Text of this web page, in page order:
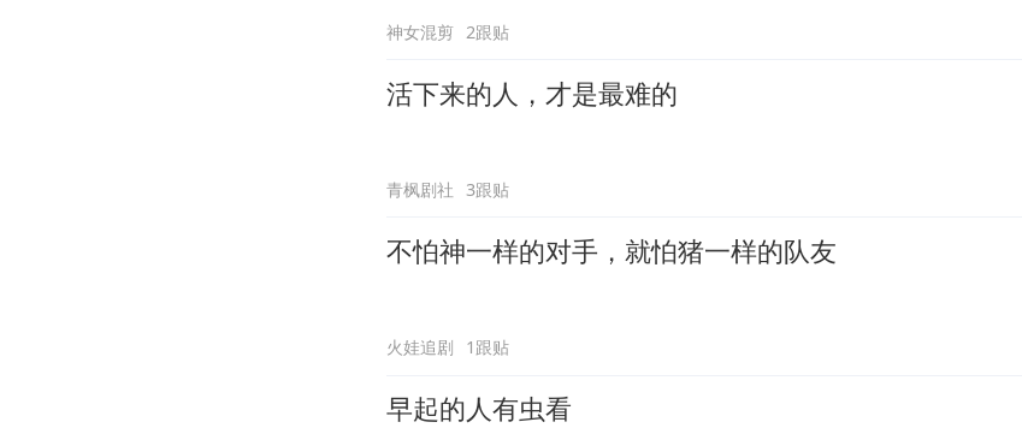
神女混剪 2跟贴
活下来的人，才是最难的
青枫剧社 3跟贴
不怕神一样的对手，就怕猪一样的队友
火娃追剧 1跟贴
早起的人有虫看